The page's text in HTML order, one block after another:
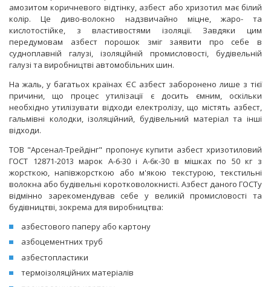
амозитом коричневого відтінку, азбест або хризотил має білий
колір. Це диво-волокно надзвичайно міцне, жаро- та
кислотостійке, з властивостями ізоляції. Завдяки цим
передумовам азбест порошок зміг заявити про себе в
судноплавній галузі, ізоляційній промисловості, будівельній
галузі та виробництві автомобільних шин.
На жаль, у багатьох країнах ЄС азбест заборонено лише з тієї
причини, що процес утилізації є досить ємним, оскільки
необхідно утилізувати відходи електролізу, що містять азбест,
гальмівні колодки, ізоляційний, будівельний матеріал та інші
відходи.
ТОВ "Арсенал-Трейдінг" пропонує купити азбест хризотиловий
ГОСТ 12871-2013 марок А-6-30 і А-6к-30 в мішках по 50 кг з
жорсткою, напівжорсткою або м'якою текстурою, текстильні
волокна або будівельні коротковолокнисті. Азбест даного ГОСТу
відмінно зарекомендував себе у великій промисловості та
будівництві, зокрема для виробництва:
азбестового паперу або картону
азбоцементних труб
азбестопластики
термоізоляційних матеріалів